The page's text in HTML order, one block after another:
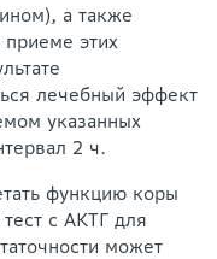
а также
этих
лечебный эффект
указанных
2 ч.
функцию коры
с АКТГ для
может